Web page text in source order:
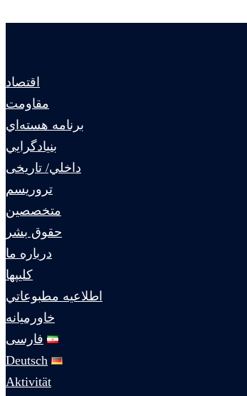
اقتصاد
مقاومت
برنامه هسته‌اي
بنيادگرايي
داخلي/ تاریخی
تروريسم
متخصصين
حقوق بشر
درباره ما
كليپها
اطلاعيه مطبوعاتي
خاورميانه
فارسی
Deutsch
Aktivität